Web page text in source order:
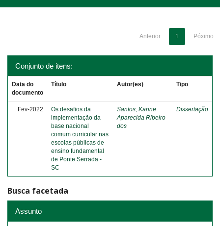
Anterior 1 Póximo
Conjunto de itens:
Data do
documento
Título Autor(es) Tipo
Fev-2022
Os desafios da
implementação da
base nacional
comum curricular nas
escolas públicas de
ensino fundamental
de Ponte Serrada -
SC
Santos, Karine
Aparecida Ribeiro
dos
Dissertação
Busca facetada
Assunto